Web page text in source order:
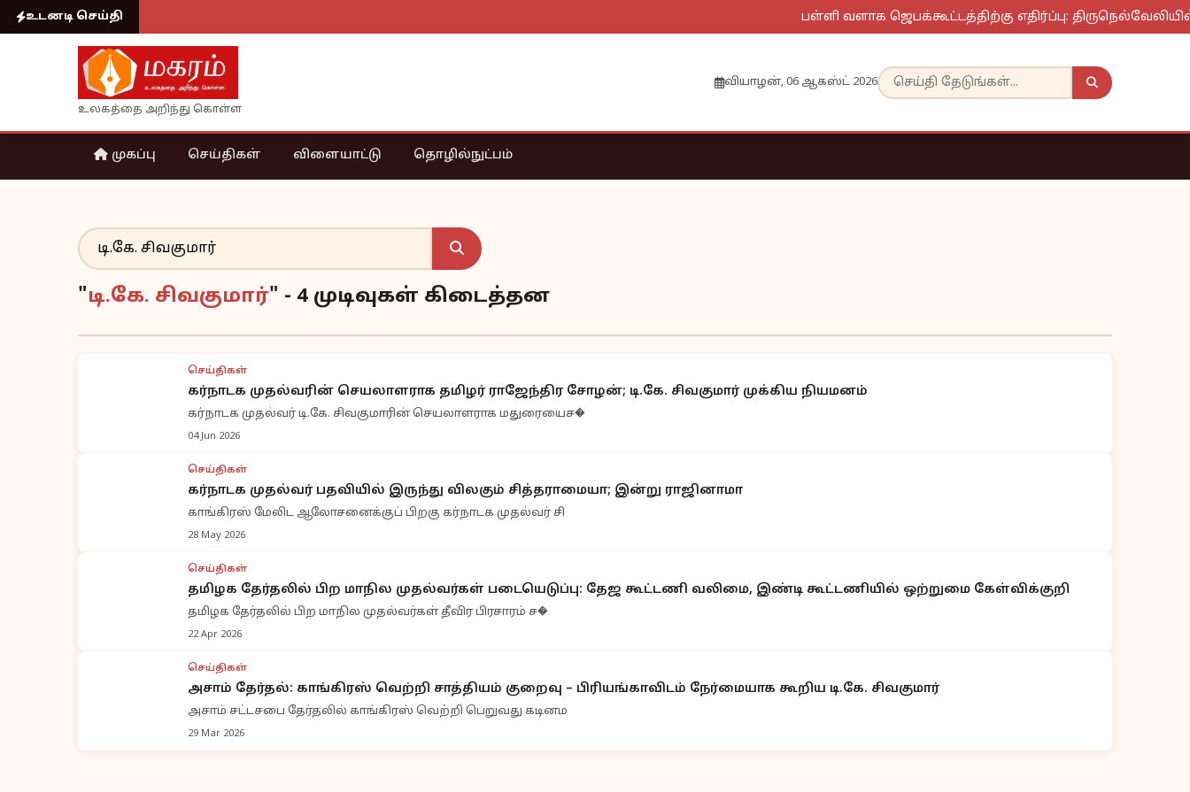
உடனடி செய்தி பள்ளி வளாக ஜெபக்கூட்டத்திற்கு எதிர்ப்பு:
உலகத்தை அறிந்து கொள்ள
வியாழன், 06 ஆகஸ்ட் 2026
முகப்பு செய்திகள் விளையாட்டு தொழில்நுட்பம்
"டி.கே. சிவகுமார்" - 4 முடிவுகள் கிடைத்தன
செய்திகள்
கர்நாடக முதல்வரின் செயலாளராக தமிழர் ராஜேந்திர சோழன்; டி.கே. சிவகுமார் முக்கிய நியமனம்
கர்நாடக முதல்வர் டி.கே. சிவகுமாரின் செயலாளராக மதுரையைச�
04 Jun 2026
செய்திகள்
கர்நாடக முதல்வர் பதவியில் இருந்து விலகும் சித்தராமையா; இன்று ராஜினாமா
காங்கிரஸ் மேலிட ஆலோசனைக்குப் பிறகு கர்நாடக முதல்வர் சி
28 May 2026
செய்திகள்
தமிழக தேர்தலில் பிற மாநில முதல்வர்கள் படையெடுப்பு: தேஜ கூட்டணி வலிமை, இண்டி கூட்டணியில் ஒற்றுமை கேள்விக்குறி
தமிழக தேர்தலில் பிற மாநில முதல்வர்கள் தீவிர பிரசாரம் ச�
22 Apr 2026
செய்திகள்
அசாம் தேர்தல்: காங்கிரஸ் வெற்றி சாத்தியம் குறைவு – பிரியங்காவிடம் நேர்மையாக கூறிய டி.கே. சிவகுமார்
அசாம் சட்டசபை தேர்தலில் காங்கிரஸ் வெற்றி பெறுவது கடினம
29 Mar 2026